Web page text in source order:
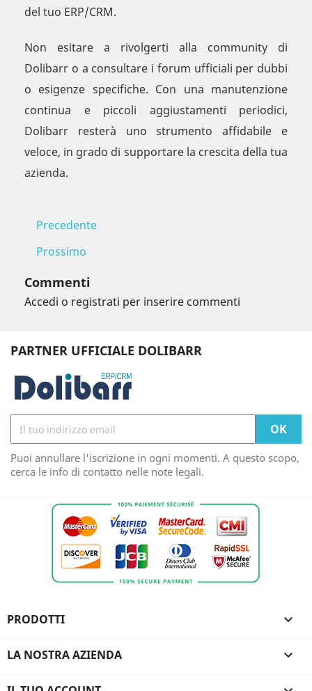
del tuo ERP/CRM.
Non esitare a rivolgerti alla community di
Dolibarr o a consultare i forum ufficiali per dubbi
o esigenze specifiche. Con una manutenzione
continua e piccoli aggiustamenti periodici,
Dolibarr resterà uno strumento affidabile e
veloce, in grado di supportare la crescita della tua
azienda.
Precedente
Prossimo
Commenti
Accedi o registrati per inserire commenti
PARTNER UFFICIALE DOLIBARR
Puoi annullare l'iscrizione in ogni momenti. A questo scopo,
cerca le info di contatto nelle note legali.
PRODOTTI 
LA NOSTRA AZIENDA 